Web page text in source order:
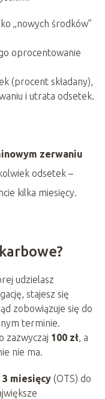
„nowych środków”
oprocentowanie
(procent składany),
i utrata odsetek.
zerwaniu
odsetek –
kilka miesięcy.
udzielasz
stajesz się
zobowiązuje się do
terminie.
zazwyczaj 100 zł, a
nie ma.
3 miesięcy(OTS) do